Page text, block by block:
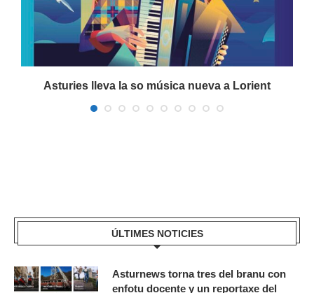
Asturies lleva la so música nueva a Lorient
ÚLTIMES NOTICIES
Asturnews torna tres del branu con
enfotu docente y un reportaxe del